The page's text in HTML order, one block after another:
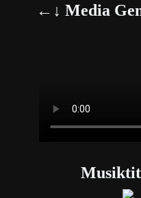
←↓ Media